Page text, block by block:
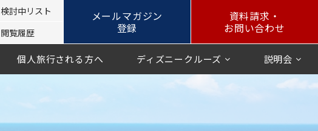
検討中リスト
閲覧履歴
メールマガジン
登録
資料請求・
お問い合わせ
個人旅行される方へ ディズニークルーズ 説明会